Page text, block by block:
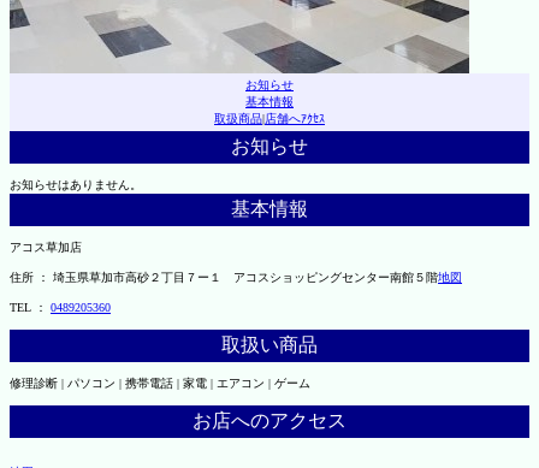
お知らせ
基本情報
取扱商品|店舗へｱｸｾｽ
お知らせ
お知らせはありません。
基本情報
アコス草加店
住所 ： 埼玉県草加市高砂２丁目７ー１ アコスショッピングセンター南館５階地図
TEL ： 0489205360
取扱い商品
修理診断 | パソコン | 携帯電話 | 家電 | エアコン | ゲーム
お店へのアクセス